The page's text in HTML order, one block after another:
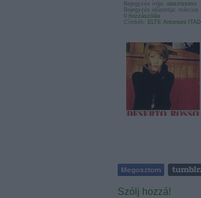
Bejegyzés írója: olaszissimo
Bejegyzés időpontja: március
0 hozzászólás
Címkék: ELTE Antonioni
Szólj hozzá!